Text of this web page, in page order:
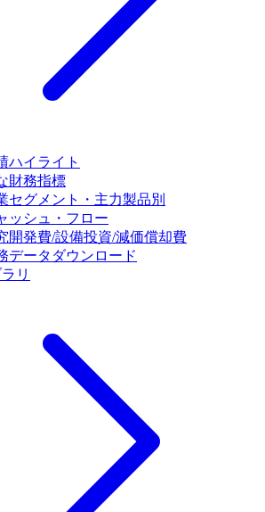
ハイライト
財務指標
セグメント・主力製品別
ッシュ・フロー
開発費/設備投資/減価償却費
データダウンロード
リ